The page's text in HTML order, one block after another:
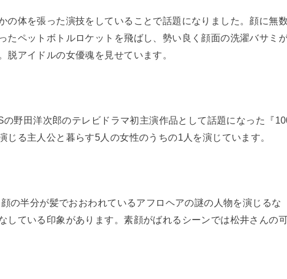
の体を張った演技をしていることで話題になりました。顔に無数
たペットボトルロケットを飛ばし、勢い良く顔面の洗濯バサミ
脱アイドルの女優魂を見せています。
野田洋次郎のテレビドラマ初主演作品として話題になった『
じる主人公と暮らす5人の女性のうちの1人を演じています。
の半分が髪でおおわれているアフロヘアの謎の人物を演じるな
している印象があります。素顔がばれるシーンでは松井さんの